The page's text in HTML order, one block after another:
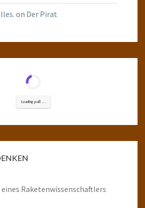
on Der Pirat
Loading poll ...
eines Raketenwissenschaftlers